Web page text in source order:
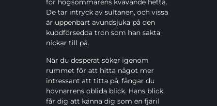
för högsommarens kvävande hetta.
De tar intryck av sultanen, och vissa
är uppenbart avundsjuka på den
kuddförsedda tron som han sakta
nickar till på.
När du desperat söker igenom
rummet för att hitta något mer
intressant att titta på, fångar du
hovnarrens oblida blick. Hans blick
får dig att känna dig som en fjäril